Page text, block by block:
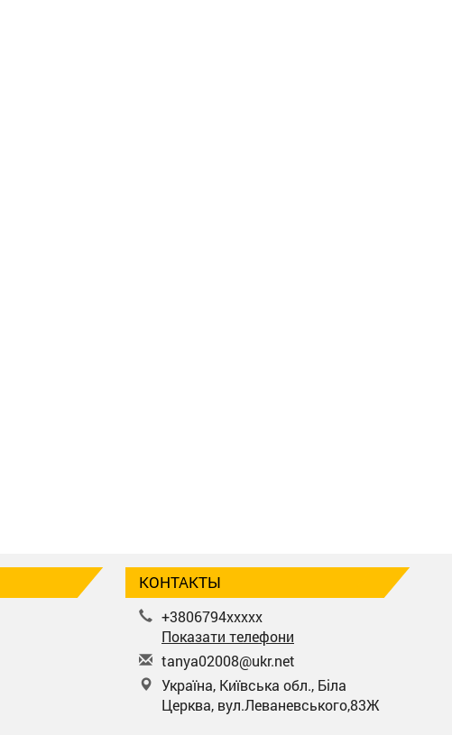
КОНТАКТЫ
+3806794xxxxx
Показати телефони
tanya02008@ukr.net
Україна, Київська обл., Біла
Церква, вул.Леваневського,83Ж